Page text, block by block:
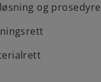
og prosedyre